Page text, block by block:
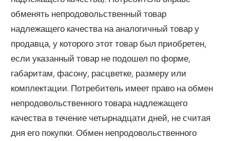
обменять непродовольственный товар
надлежащего качества на аналогичный товар у
продавца, у которого этот товар был приобретен,
если указанный товар не подошел по форме,
габаритам, фасону, расцветке, размеру или
комплектации. Потребитель имеет право на обмен
непродовольственного товара надлежащего
качества в течение четырнадцати дней, не считая
дня его покупки. Обмен непродовольственного